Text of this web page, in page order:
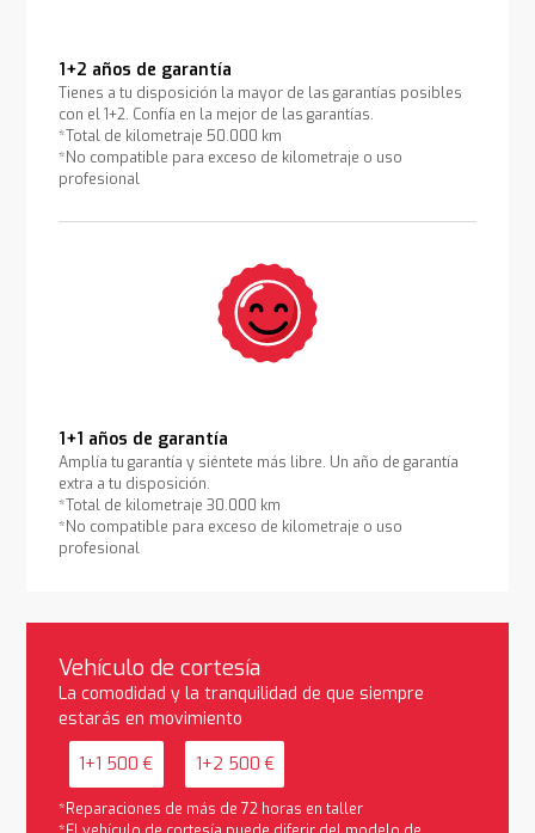
1+2 años de garantía
Tienes a tu disposición la mayor de las garantías posibles
con el 1+2. Confía en la mejor de las garantías.
*Total de kilometraje 50.000 km
*No compatible para exceso de kilometraje o uso
profesional
1+1 años de garantía
Amplía tu garantía y siéntete más libre. Un año de garantía
extra a tu disposición.
*Total de kilometraje 30.000 km
*No compatible para exceso de kilometraje o uso
profesional
Vehículo de cortesía
La comodidad y la tranquilidad de que siempre
estarás en movimiento
1+1 500 € 1+2 500 €
*Reparaciones de más de 72 horas en taller